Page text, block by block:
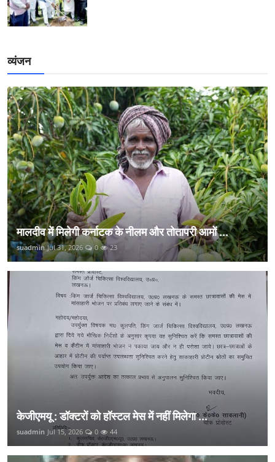
व्यंजन
मालदीव में मिलेगी कर्नाटक के नीलम और तोतापरी आमों ...
suadmin Jul 31, 2026 0 23
केजीएमयू : डॉक्टरों को हॉस्टल मेस में नहीं मिलेगा ...
suadmin Jul 15, 2026 0 44